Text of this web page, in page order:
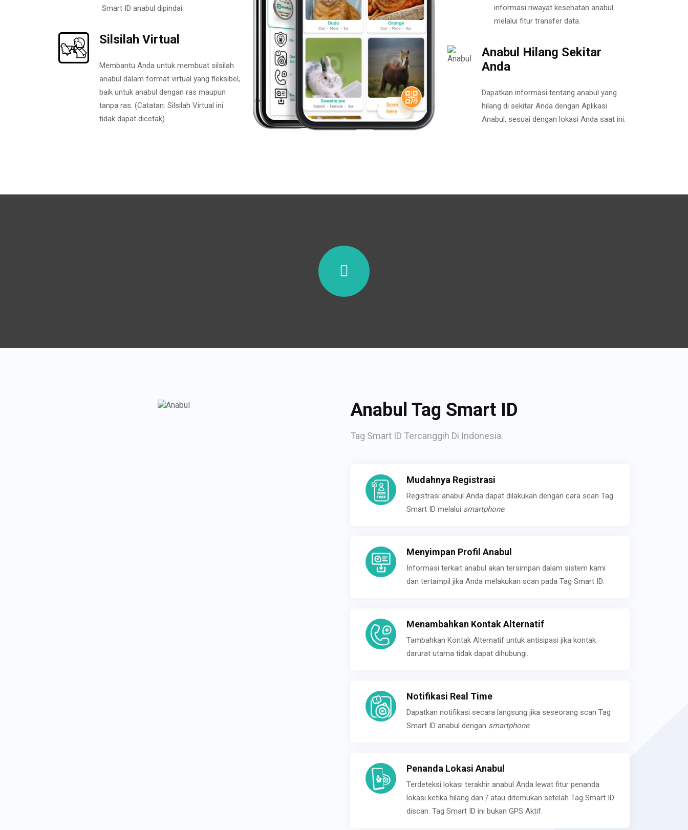
Smart ID anabul dipindai.
Silsilah Virtual
Membantu Anda untuk membuat silsilah
anabul dalam format virtual yang fleksibel,
baik untuk anabul dengan ras maupun
tanpa ras. (Catatan: Silsilah Virtual ini
tidak dapat dicetak).
informasi riwayat kesehatan anabul
melalui fitur transfer data.
Anabul Hilang Sekitar
Anda
Dapatkan informasi tentang anabul yang
hilang di sekitar Anda dengan Aplikasi
Anabul, sesuai dengan lokasi Anda saat ini.
Anabul Tag Smart ID
Tag Smart ID Tercanggih Di Indonesia.
Mudahnya Registrasi
Registrasi anabul Anda dapat dilakukan dengan cara scan Tag
Smart ID melalui smartphone.
Menyimpan Profil Anabul
Informasi terkait anabul akan tersimpan dalam sistem kami
dan tertampil jika Anda melakukan scan pada Tag Smart ID.
Menambahkan Kontak Alternatif
Tambahkan Kontak Alternatif untuk antisipasi jika kontak
darurat utama tidak dapat dihubungi.
Notifikasi Real Time
Dapatkan notifikasi secara langsung jika seseorang scan Tag
Smart ID anabul dengan smartphone.
Penanda Lokasi Anabul
Terdeteksi lokasi terakhir anabul Anda lewat fitur penanda
lokasi ketika hilang dan / atau ditemukan setelah Tag Smart ID
discan. Tag Smart ID ini bukan GPS Aktif.